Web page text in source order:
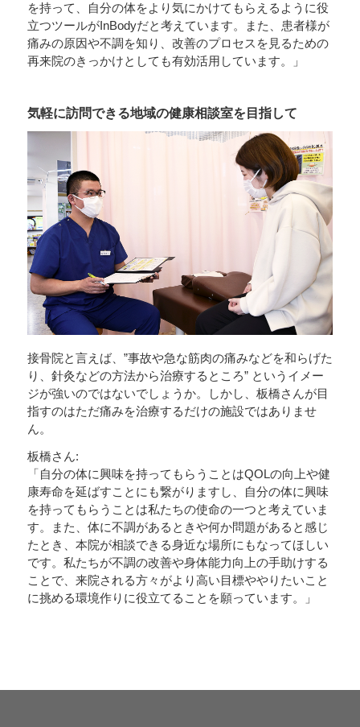
を持って、自分の体をより気にかけてもらえるように役
立つツールがInBodyだと考えています。また、患者様が
痛みの原因や不調を知り、改善のプロセスを見るための
再来院のきっかけとしても有効活用しています。」
気軽に訪問できる地域の健康相談室を目指して
接骨院と言えば、”事故や急な筋肉の痛みなどを和らげた
り、針灸などの方法から治療するところ” というイメー
ジが強いのではないでしょうか。しかし、板橋さんが目
指すのはただ痛みを治療するだけの施設ではありませ
ん。
板橋さん:
「自分の体に興味を持ってもらうことはQOLの向上や健
康寿命を延ばすことにも繋がりますし、自分の体に興味
を持ってもらうことは私たちの使命の一つと考えていま
す。また、体に不調があるときや何か問題があると感じ
たとき、本院が相談できる身近な場所にもなってほしい
です。私たちが不調の改善や身体能力向上の手助けする
ことで、来院される方々がより高い目標ややりたいこと
に挑める環境作りに役立てることを願っています。」